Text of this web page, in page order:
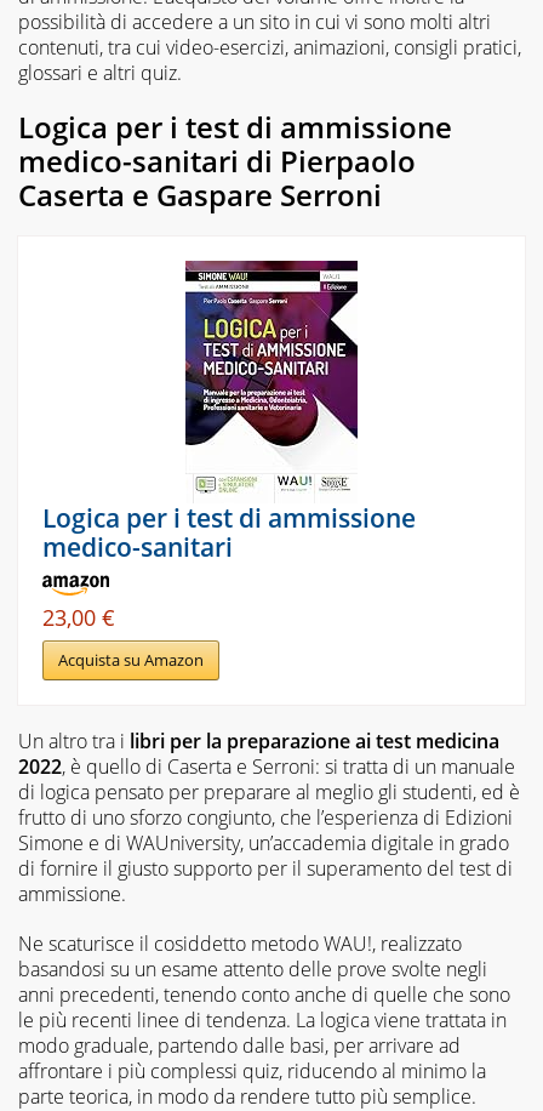
possibilità di accedere a un sito in cui vi sono molti altri
contenuti, tra cui video-esercizi, animazioni, consigli pratici,
glossari e altri quiz.
Logica per i test di ammissione
medico-sanitari di Pierpaolo
Caserta e Gaspare Serroni
Logica per i test di ammissione
medico-sanitari
23,00 €
Acquista su Amazon
Un altro tra i libri per la preparazione ai test medicina
2022, è quello di Caserta e Serroni: si tratta di un manuale
di logica pensato per preparare al meglio gli studenti, ed è
frutto di uno sforzo congiunto, che l’esperienza di Edizioni
Simone e di WAUniversity, un’accademia digitale in grado
di fornire il giusto supporto per il superamento del test di
ammissione.
Ne scaturisce il cosiddetto metodo WAU!, realizzato
basandosi su un esame attento delle prove svolte negli
anni precedenti, tenendo conto anche di quelle che sono
le più recenti linee di tendenza. La logica viene trattata in
modo graduale, partendo dalle basi, per arrivare ad
affrontare i più complessi quiz, riducendo al minimo la
parte teorica, in modo da rendere tutto più semplice.